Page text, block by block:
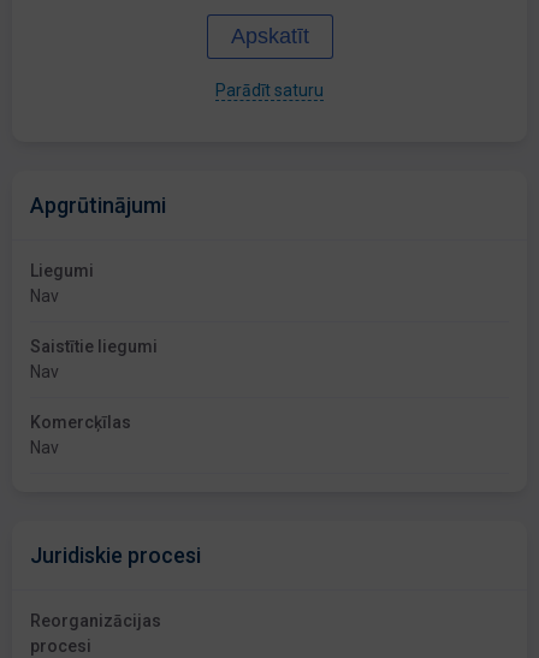
Apskatīt
Parādīt saturu
Apgrūtinājumi
Liegumi
Nav
Saistītie liegumi
Nav
Komercķīlas
Nav
Juridiskie procesi
Reorganizācijas
procesi